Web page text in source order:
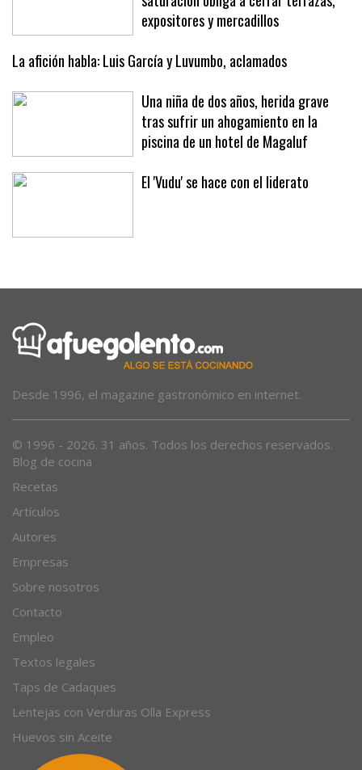
La manifestación de Sóller contra la
saturación obliga a cerrar terrazas,
expositores y mercadillos
La afición habla: Luis García y Luvumbo, aclamados
Una niña de dos años, herida grave
tras sufrir un ahogamiento en la
piscina de un hotel de Magaluf
Blog de cocina
Recetas
Artículos
Autores
Empresas
Sobre nosotros
Contacto
Empleo
Textos legales
Taps de Cadaques
Lentejas con Verduras Olla Express